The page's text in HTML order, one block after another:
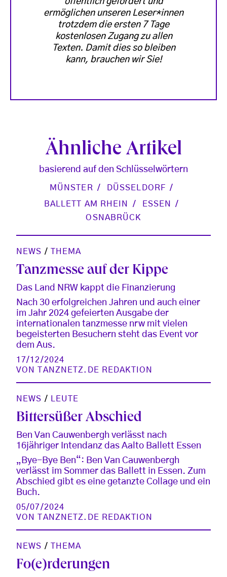
ermöglichen unseren Leser*innen
trotzdem die ersten 7 Tage
kostenlosen Zugang zu allen
Texten. Damit dies so bleiben
kann, brauchen wir Sie!
Ähnliche Artikel
basierend auf den Schlüsselwörtern
MÜNSTER
DÜSSELDORF
BALLETT AM RHEIN
ESSEN
OSNABRÜCK
NEWS / THEMA
Tanzmesse auf der Kippe
Das Land NRW kappt die Finanzierung
Nach 30 erfolgreichen Jahren und auch einer
im Jahr 2024 gefeierten Ausgabe der
internationalen tanzmesse nrw mit vielen
begeisterten Besuchern steht das Event vor
dem Aus.
17/12/2024
VON
TANZNETZ.DE REDAKTION
NEWS / LEUTE
Bittersüßer Abschied
Ben Van Cauwenbergh verlässt nach
16jähriger Intendanz das Aalto Ballett Essen
„Bye-Bye Ben“: Ben Van Cauwenbergh
verlässt im Sommer das Ballett in Essen. Zum
Abschied gibt es eine getanzte Collage und ein
Buch.
05/07/2024
VON
TANZNETZ.DE REDAKTION
NEWS / THEMA
Fo(e)rderungen